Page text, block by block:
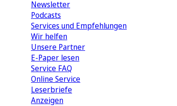
Newsletter
Podcasts
Services und Empfehlungen
Wir helfen
Unsere Partner
E-Paper lesen
Service FAQ
Online Service
Leserbriefe
Anzeigen